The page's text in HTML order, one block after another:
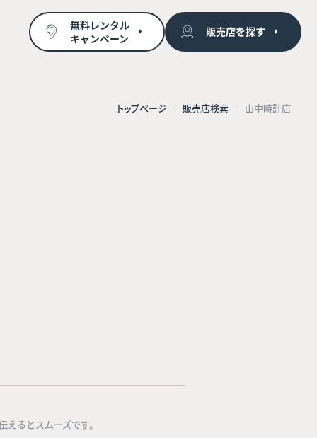
無料レンタル
キャンペーン
販売店を探す
トップページ 販売店検索 山中時計店
るとスムーズです。